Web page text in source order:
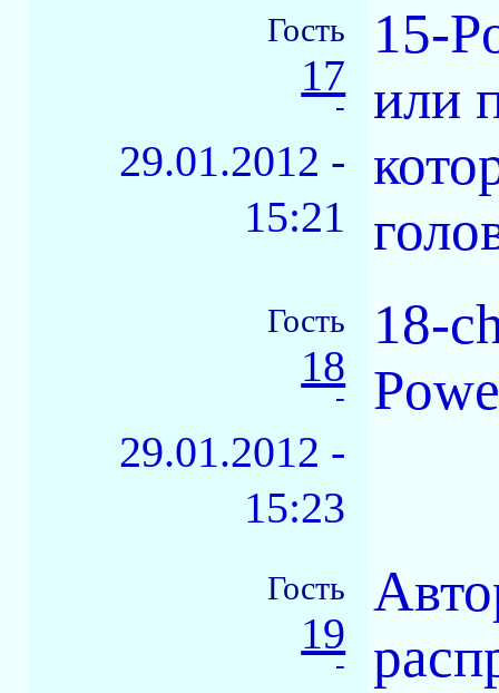
Гость
17
-
29.01.2012 -
15:21
15-
или
Гость
18
-
29.01.2012 -
15:23
18-
Гость
19
-